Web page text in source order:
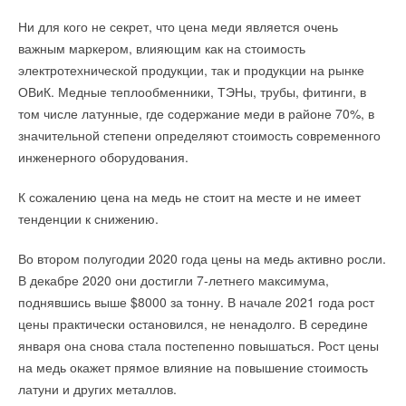
Ни для кого не секрет, что цена меди является очень
важным маркером, влияющим как на стоимость
электротехнической продукции, так и продукции на рынке
ОВиК. Медные теплообменники, ТЭНы, трубы, фитинги, в
том числе латунные, где содержание меди в районе 70%, в
значительной степени определяют стоимость современного
инженерного оборудования.
К сожалению цена на медь не стоит на месте и не имеет
тенденции к снижению.
Во втором полугодии 2020 года цены на медь активно росли.
В декабре 2020 они достигли 7-летнего максимума,
поднявшись выше $8000 за тонну. В начале 2021 года рост
цены практически остановился, не ненадолго. В середине
января она снова стала постепенно повышаться. Рост цены
на медь окажет прямое влияние на повышение стоимость
латуни и других металлов.
Минувший год ознаменовался волной поглощений и
банкротств американских сланцевиков. Новый президент
способен довести сектор до настоящего коллапса. Джо
Байден обещал оставить отрасль без финансирования —
сланцевое бурение не вписывается в его зеленый курс.
нефтедобычи и потеря энергетической независимости,
которую десять лет добивались сланцевики.
Волна банкротств
В 2020-м в США обанкротились почти 150 сланцевых
производителей. Число газовых и буровых установок
неуклонно сокращалось, компании приостанавливали
работу. Большинство игроков оказались не в состоянии
пережить пандемию коронавируса. Рухнул спрос на
конструкции и совершенно инновационных решений,
которые покрывают все нормативные требования, а также
потребности конечного пользователя. Ключевая особенность
новой модели контроллераCAREL заключается в полном
контроле над установками благодаря интегрированному
управлению электронными клапанами и компрессорами
BLDC. Это обеспечивает высокую степень защиты
покупательского спроса — 2020. Оба потребовали от
бизнеса реакции. Помимо скорости принятия решения,
важно было отличать временные явления от долгосрочных
тенденций. Те, кто не смог, сильно отстал от конкурентов. На
данный момент лишь 20 % бизнесменов, согласно
октябрьским замерам индекса RSBI, ожидают роста продаж.
С учётом ухудшения эпидемиологической ситуации и
коронавирусом вряд ли стоит рассчитывать, что новый год
кардинально изменит ситуацию. А значит, важно изучить
ошибки первой волны, чтобы не утонуть под второй.
Ошибка 1. Подстраивались, но не анализировали
краткосрочность эффекта мер
В момент шока замерли покупательская активность и бизнес.
Первой мерой стала поголовная оптимизация, и для
большинства компаний она заключалась в срочном
сокращении штата и производства. Однако мало кто ожидал,